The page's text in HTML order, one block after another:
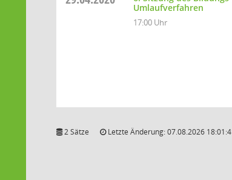
Umlaufverfahren
17:00 Uhr
2 Sätze Letzte Änderung: 07.08.2026